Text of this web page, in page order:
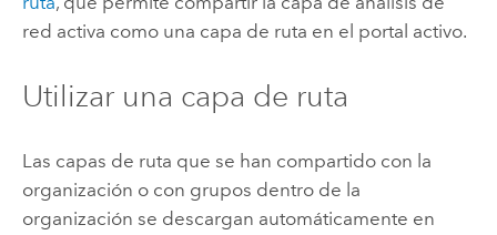
red activa como una capa de ruta en el portal activo.
Utilizar una capa de ruta
Las capas de ruta que se han compartido con la
organización o con grupos dentro de la
organización se descargan automáticamente en